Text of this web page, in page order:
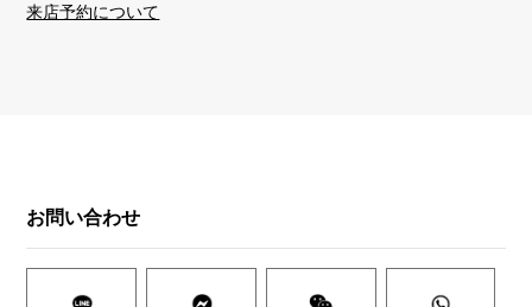
来店予約について
お問い合わせ